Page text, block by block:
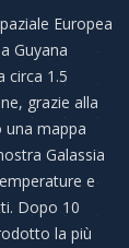
Europea
Guyana
circa 1.5
grazie alla
una mappa
Galassia
e
Dopo 10
la più